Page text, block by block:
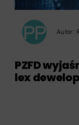
Autor:
PZFD
lex